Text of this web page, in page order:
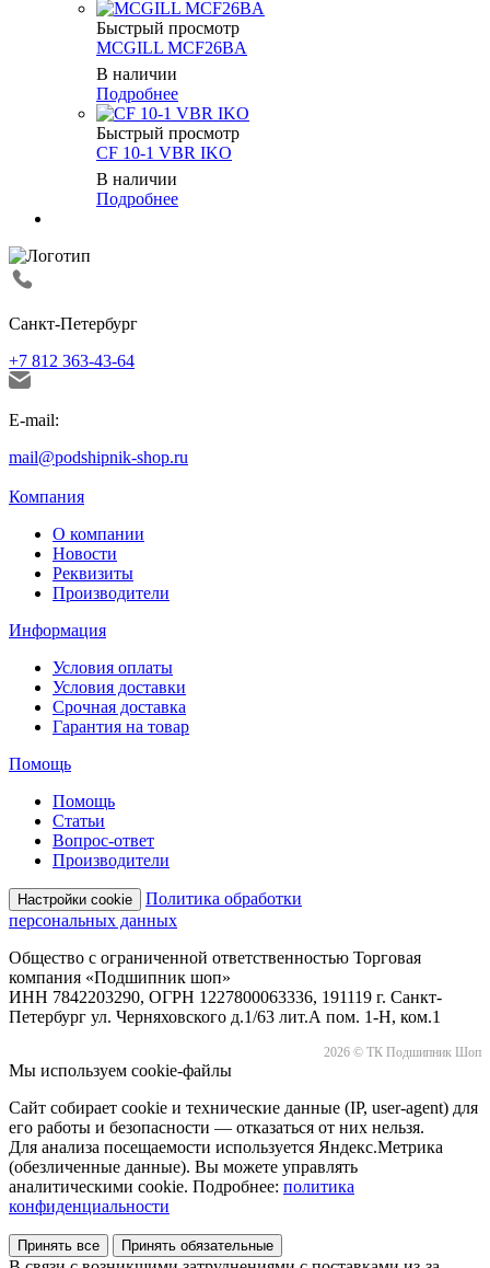
Быстрый просмотр
MCGILL MCF26BA
В наличии
Подробнее
Быстрый просмотр
CF 10-1 VBR IKO
В наличии
Подробнее
Санкт-Петербург
+7 812 363-43-64
E-mail:
mail@podshipnik-shop.ru
Компания
О компании
Новости
Реквизиты
Производители
Информация
Условия оплаты
Условия доставки
Срочная доставка
Гарантия на товар
Помощь
Помощь
Статьи
Вопрос-ответ
Производители
Настройки cookie
Политика обработки
персональных данных
Общество с ограниченной ответственностью Торговая
компания «Подшипник шоп»
ИНН 7842203290, ОГРН 1227800063336, 191119 г. Санкт-
Петербург ул. Черняховского д.1/63 лит.А пом. 1-Н, ком.1
2026 © ТК Подшипник Шоп
Мы используем cookie-файлы
Сайт собирает cookie и технические данные (IP, user-agent) для
его работы и безопасности — отказаться от них нельзя.
Для анализа посещаемости используется Яндекс.Метрика
(обезличенные данные). Вы можете управлять
аналитическими cookie. Подробнее: политика
конфиденциальности
Принять все Принять обязательные